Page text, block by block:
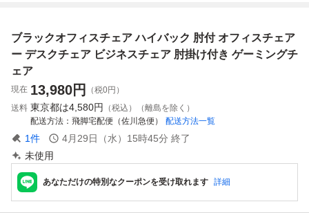
スト ランバーサポ
ート
肘掛け_イギリス
アールヌーボー
ク デスクチェア
在宅 配信 黒
ブラックオフィスチェア ハイバック 肘付 オフィスチェア
ー デスクチェア ビジネスチェア 肘掛け付き ゲーミングチ
ェア
現在 13,980円
（税0円）
送料 東京都は4,580円
（税込）（離島を除く）
配送方法
飛脚宅配便（佐川急便） 配送方法一覧
1件 4月29日（水）15時45分 終了
未使用
あなただけの特別なクーポンを受け取れます 詳細